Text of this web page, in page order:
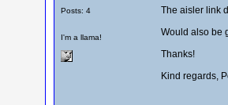
Posts: 4
I'm a llama!
The aisler link
Would also be
Thanks!
Kind regards,